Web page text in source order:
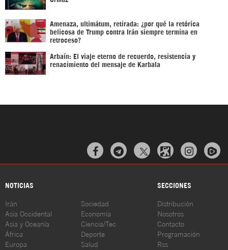
Amenaza, ultimátum, retirada: ¿por qué la retórica
belicosa de Trump contra Irán siempre termina en
retroceso?
Arbaín: El viaje eterno de recuerdo, resistencia y
renacimiento del mensaje de Karbala
  
NOTICIAS SECCIONES
Irán
Asia Occidental
Asia y Oceanía
África
Europa
Sociedad
Economía
Ciencia/Tec
Deporte
Salud
Distribución
Nosotros
Contacto
Programación
Rss